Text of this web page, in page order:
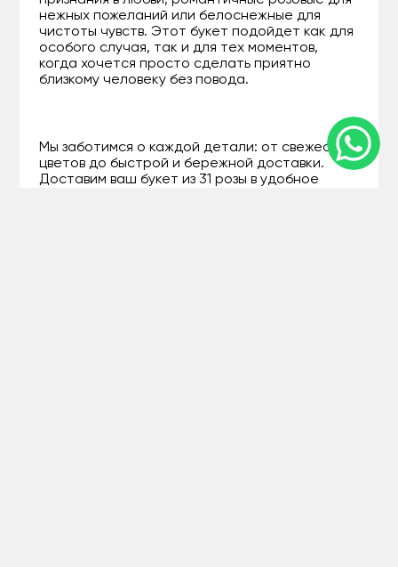
нежных пожеланий или белоснежные для
чистоты чувств. Этот букет подойдет как для
особого случая, так и для тех моментов,
когда хочется просто сделать приятно
близкому человеку без повода.
Мы заботимся о каждой детали: от свежести
цветов до быстрой и бережной доставки.
Доставим ваш букет из 31 розы в удобное